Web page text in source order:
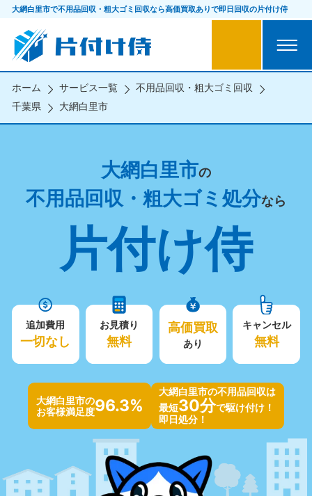
大網白里市で不用品回収・粗大ゴミ回収なら高価買取ありで即日回収の片付け侍
ホーム サービス一覧
不用品回収・粗大ゴミ回収
千葉県
大網白里市
大網白里市の
不用品回収・粗大ゴミ処分なら
片付け侍
追加費用
一切なし
お見積り
無料
高価買取
あり
キャンセル
無料
大網白里市の
お客様満足度96.3%
大網白里市の不用品回収は
最短30分で駆け付け！
即日処分！